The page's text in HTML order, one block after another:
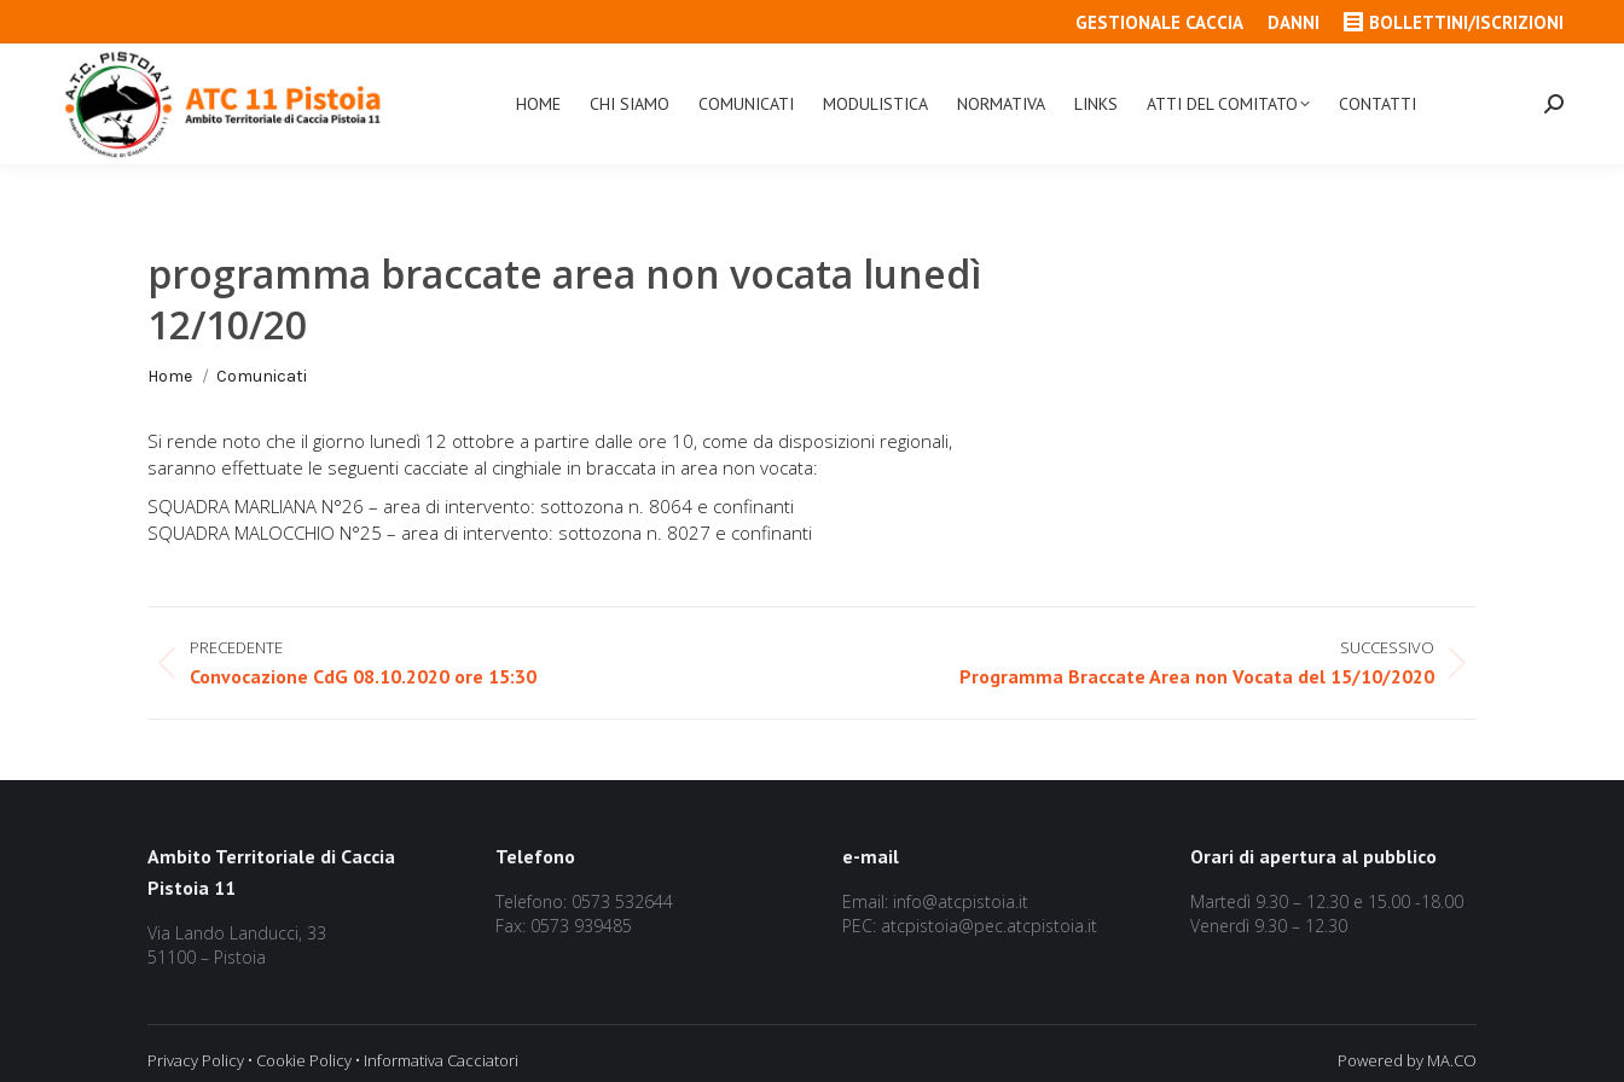
GESTIONALE CACCIA DANNI BOLLETTINI/ISCRIZIONI
HOME CHI SIAMO COMUNICATI MODULISTICA NORMATIVA LINKS ATTI DEL COMITATO CONTATTI Cerca:
programma braccate area non vocata lunedì
12/10/20
Tu sei qui:
Home Comunicati
Si rende noto che il giorno lunedì 12 ottobre a partire dalle ore 10, come da disposizioni regionali,
saranno effettuate le seguenti cacciate al cinghiale in braccata in area non vocata:
SQUADRA MARLIANA N°26 – area di intervento: sottozona n. 8064 e confinanti
SQUADRA MALOCCHIO N°25 – area di intervento: sottozona n. 8027 e confinanti
tra
PRECEDENTE
Post
Convocazione CdG 08.10.2020 ore 15:30
SUCCESSIVO
Programma Braccate Area non Vocata del 15/10/2020
Ambito Territoriale di Caccia
Pistoia 11
Via Lando Landucci, 33
51100 – Pistoia
Telefono
Telefono: 0573 532644
Fax: 0573 939485
e-mail
Email: info@atcpistoia.it
PEC: atcpistoia@pec.atcpistoia.it
Orari di apertura al pubblico
Martedì 9.30 – 12.30 e 15.00 -18.00
Venerdì 9.30 – 12.30
Privacy Policy • Cookie Policy • Informativa Cacciatori Powered by MA.CO